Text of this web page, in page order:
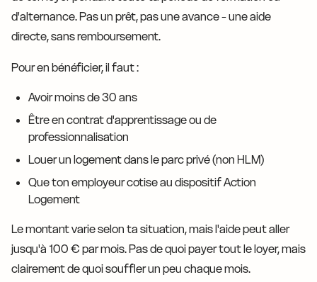
d'alternance. Pas un prêt, pas une avance - une aide
directe, sans remboursement.
Pour en bénéficier, il faut :
Avoir moins de 30 ans
Être en contrat d'apprentissage ou de
professionnalisation
Louer un logement dans le parc privé (non HLM)
Que ton employeur cotise au dispositif Action
Logement
Le montant varie selon ta situation, mais l'aide peut aller
jusqu'à 100 € par mois. Pas de quoi payer tout le loyer, mais
clairement de quoi souffler un peu chaque mois.